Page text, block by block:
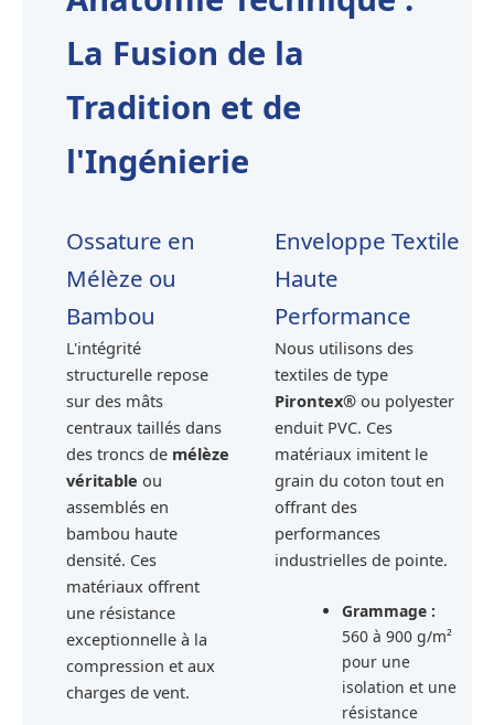
La Fusion de la
Tradition et de
l'Ingénierie
Ossature en
Mélèze ou
Bambou
L'intégrité
structurelle repose
sur des mâts
centraux taillés dans
des troncs de mélèze
véritable ou
assemblés en
bambou haute
densité. Ces
matériaux offrent
une résistance
exceptionnelle à la
compression et aux
charges de vent.
Enveloppe Textile
Haute
Performance
Nous utilisons des
textiles de type
Pirontex®ou polyester
enduit PVC. Ces
matériaux imitent le
grain du coton tout en
offrant des
performances
industrielles de pointe.
Grammage :
560 à 900 g/m²
pour une
isolation et une
résistance